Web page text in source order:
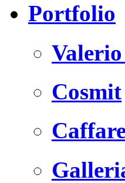
Portfolio
Cosmit